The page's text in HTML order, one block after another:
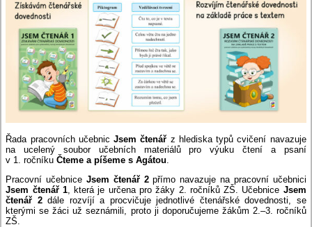
Řada pracovních učebnicJsem čtenář z hlediska typů cvičení navazuje
na ucelený soubor učebních materiálů pro výuku čtení a psaní
v 1. ročníkuČteme a píšeme s Agátou.
Pracovní učebnice Jsem čtenář 2přímo navazuje na pracovní učebnici
Jsem čtenář 1, která je určena pro žáky 2. ročníků ZŠ. Učebnice Jsem
čtenář 2dále rozvíjí a procvičuje jednotlivé čtenářské dovednosti, se
kterými se žáci už seznámili, proto ji doporučujeme žákům 2.–3. ročníků
ZŠ.